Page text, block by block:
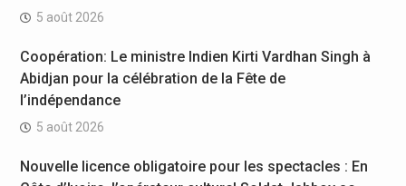
5 août 2026
Coopération: Le ministre Indien Kirti Vardhan Singh à
Abidjan pour la célébration de la Fête de
l’indépendance
5 août 2026
Nouvelle licence obligatoire pour les spectacles : En